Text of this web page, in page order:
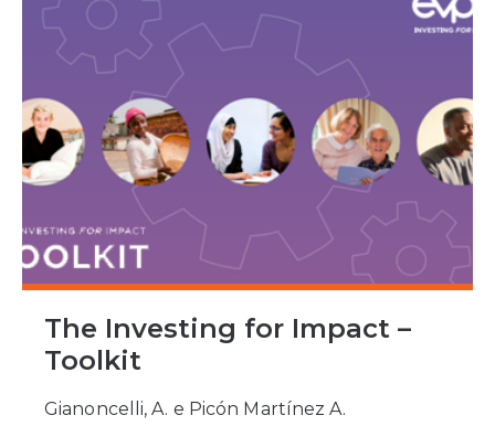
The Investing for Impact –
Toolkit
Gianoncelli, A. e Picón Martínez A.